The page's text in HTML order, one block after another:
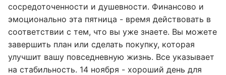
сосредоточенности и душевности. Финансово и
эмоционально эта пятница - время действовать в
соответствии с тем, что вы уже знаете. Вы можете
завершить план или сделать покупку, которая
улучшит вашу повседневную жизнь. Все указывает
на стабильность. 14 ноября - хороший день для